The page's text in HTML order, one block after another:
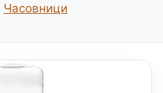
Часовници